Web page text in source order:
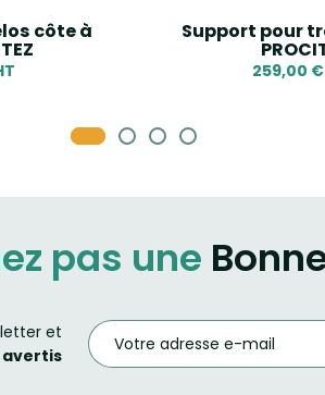
côte à Support pour
259,00 €
pas une
et
avertis